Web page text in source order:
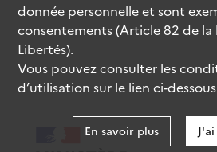
donnée personnelle et sont
consentements (Article 82 de
Libertés).
Vous pouvez consulter les
d’utilisation sur le lien ci-
En savoir plus